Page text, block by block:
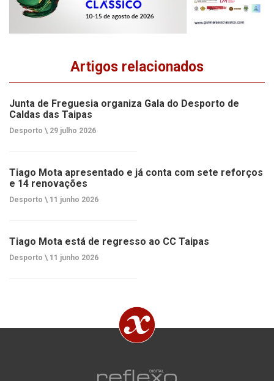
Artigos relacionados
Junta de Freguesia organiza Gala do Desporto de
Caldas das Taipas
Desporto \ 29 julho 2026
Tiago Mota apresentado e já conta com sete reforços
e 14 renovações
Desporto \ 11 junho 2026
Tiago Mota está de regresso ao CC Taipas
Desporto \ 11 junho 2026